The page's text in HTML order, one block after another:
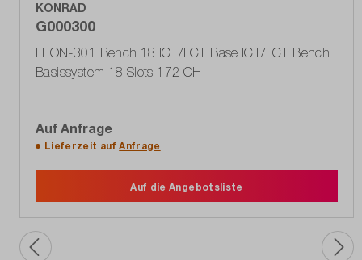
KONRAD
G000300
LEON-301 Bench 18 ICT/FCT Base ICT/FCT Bench
Basissystem 18 Slots 172 CH
Auf Anfrage
Lieferzeit aufAnfrage
Auf die Angebotsliste